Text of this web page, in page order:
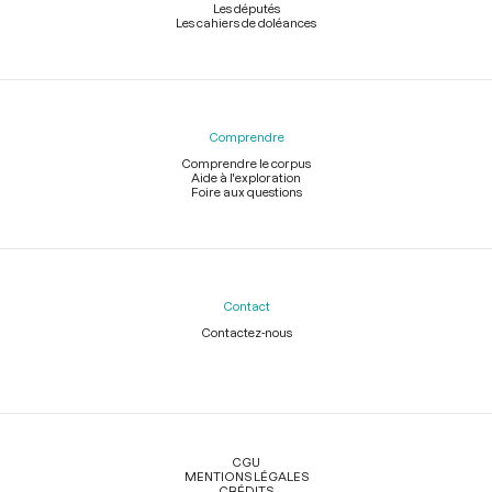
Les députés
Les cahiers de doléances
Comprendre
Comprendre le corpus
Aide à l'exploration
Foire aux questions
Contact
Contactez-nous
Légal
CGU
MENTIONS LÉGALES